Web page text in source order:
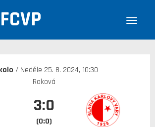
FCVP
/ Neděle 25. 8. 2024, 10:30
Raková
3:0
(0:0)